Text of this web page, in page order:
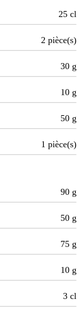
25 cl
2 pièce(s)
30 g
10 g
50 g
1 pièce(s)
90 g
50 g
75 g
10 g
3 cl